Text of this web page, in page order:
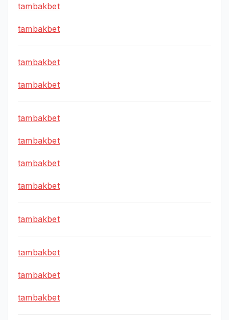
tambakbet
tambakbet
tambakbet
tambakbet
tambakbet
tambakbet
tambakbet
tambakbet
tambakbet
tambakbet
tambakbet
tambakbet